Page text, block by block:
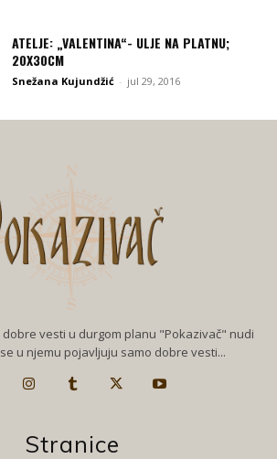
ATELJE: „VALENTINA“- ULJE NA PLATNU;
20X30CM
Snežana Kujundžić - jul 29, 2016
vesti u durgom planu "Pokazivač" nudi
u njemu pojavljuju samo dobre vesti...
Stranice